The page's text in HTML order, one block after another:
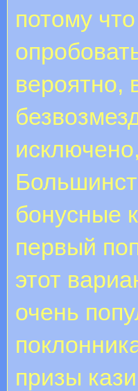
потому
вероятно,
бонусные
первый
этот
очень
призы